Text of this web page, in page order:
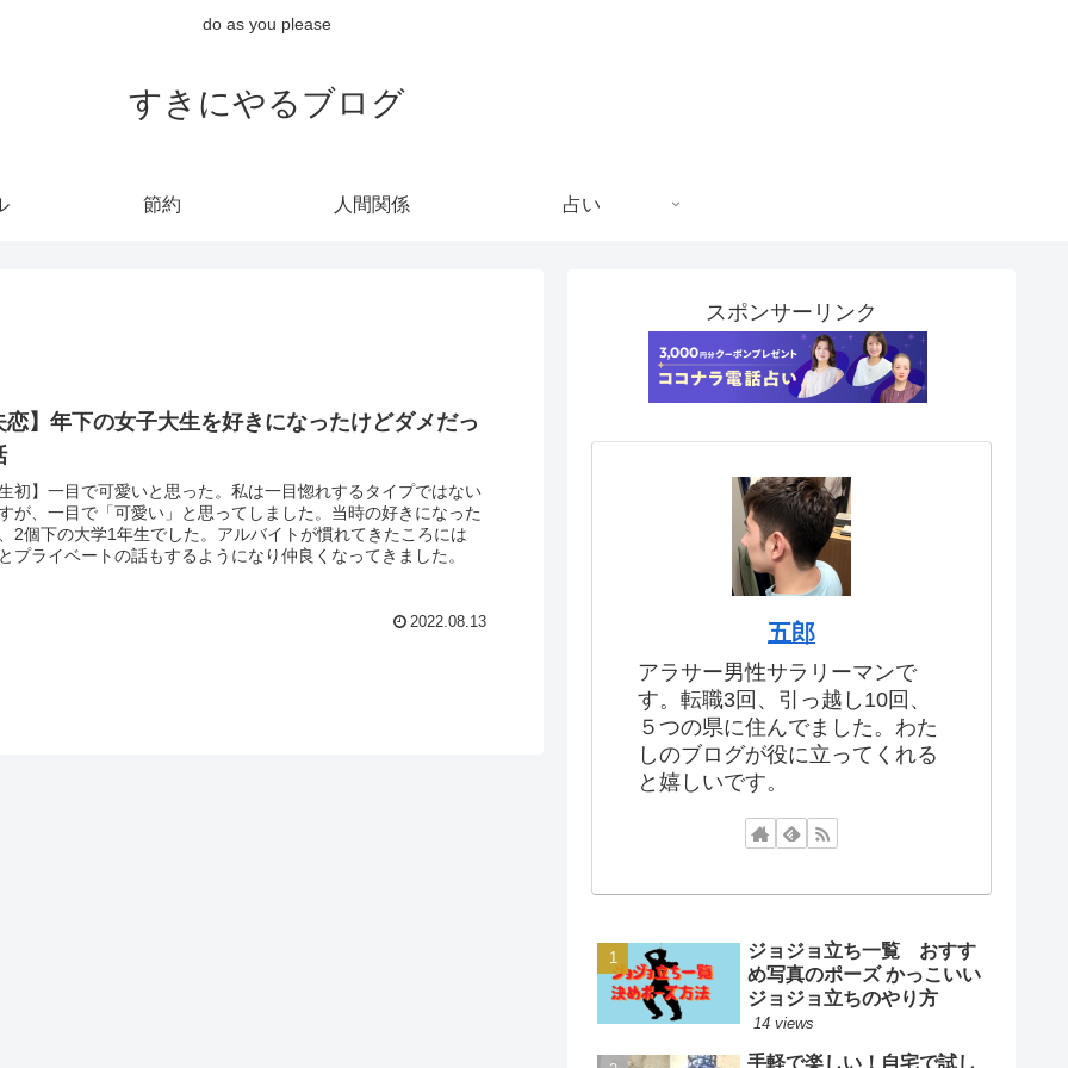
do as you please
すきにやるブログ
節約 人間関係 占い
恋】年下の女子大生を好きになったけどダメだっ
初】一目で可愛いと思った。私は一目惚れするタイプではない
が、一目で「可愛い」と思ってしました。当時の好きになった
2個下の大学1年生でした。アルバイトが慣れてきたころには
プライベートの話もするようになり仲良くなってきました。
2022.08.13
スポンサーリンク
五郎
アラサー男性サラリーマンで
す。転職3回、引っ越し10回、
５つの県に住んでました。わた
しのブログが役に立ってくれる
と嬉しいです。
ジョジョ立ち一覧 おすす
め写真のポーズ かっこいい
ジョジョ立ちのやり方
14 views
手軽で楽しい！自宅で試し